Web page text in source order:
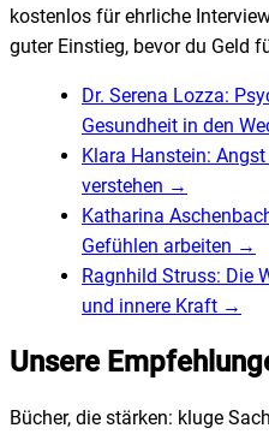
kostenlos für ehrliche
guter Einstieg, bevor du Geld
Dr. Serena Lozza:
Gesundheit in den
Klara Hanstein:
verstehen →
Katharina
Gefühlen arbeiten →
Ragnhild Struss: Die
und innere Kraft →
Unsere
Bücher, die stärken: kluge